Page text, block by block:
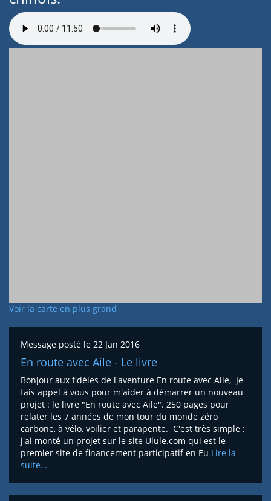
Voir la carte en plus grand
Message posté le 22 Jan 2016
En route avec Aile - Le livre
Bonjour aux fidèles de l'aventure En route avec Aile, Je
fais appel à vous pour m'aider à démarrer un nouveau
projet : le livre "En route avec Aile". 250 pages pour
relater les 7 années de mon tour du monde zéro
carbone, à vélo, voilier et parapente. C'est très simple :
j'ai monté un projet sur le site Ulule.com qui est le
premier site de financement participatif en Eu Lire la
suite…